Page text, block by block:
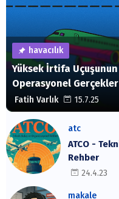
havacılık
Yüksek İrtifa
Operasyonel Gerçekler
Fatih Varlık 15.7.25
atc
ATCO -
Rehber
24.4.23
makale